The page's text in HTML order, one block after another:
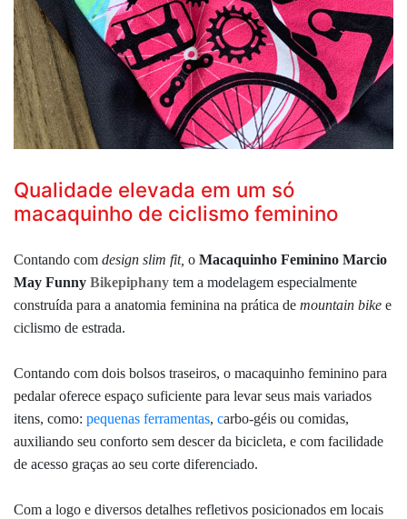
Qualidade elevada em um só
macaquinho de ciclismo feminino
Contando com design slim fit, o Macaquinho Feminino Marcio
May Funny Bikepiphany tem a modelagem especialmente
construída para a anatomia feminina na prática de mountain bike e
ciclismo de estrada.
Contando com dois bolsos traseiros, o macaquinho feminino para
pedalar oferece espaço suficiente para levar seus mais variados
itens, como: pequenas ferramentas, carbo-géis ou comidas,
auxiliando seu conforto sem descer da bicicleta, e com facilidade
de acesso graças ao seu corte diferenciado.
Com a logo e diversos detalhes refletivos posicionados em locais